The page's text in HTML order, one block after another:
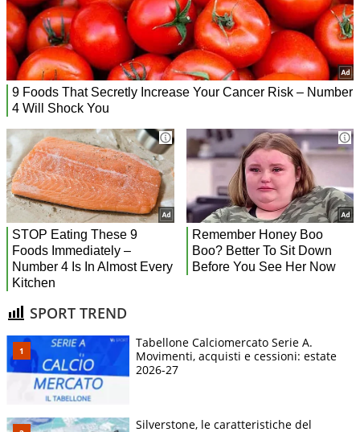
SPORT TREND
Tabellone Calciomercato Serie A.
Movimenti, acquisti e cessioni: estate
2026-27
Silverstone, le caratteristiche del